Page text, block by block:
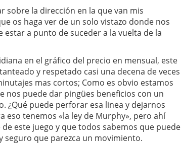
sobre la dirección en la que van mis
os haga ver de un solo vistazo donde nos
a punto de suceder a la vuelta de la
en el gráfico del precio en mensual, este
y respetado casi una decena de veces
mas cortos; Como es obvio estamos
nos puede dar pingües beneficios con un
¿Qué puede perforar esa linea y dejarnos
eso tenemos «la ley de Murphy», pero ahí
este juego y que todos sabemos que puede
que parezca un movimiento.